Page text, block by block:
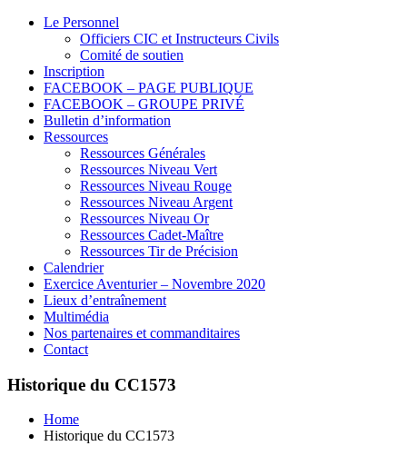
Le Personnel
Officiers CIC et Instructeurs Civils
Comité de soutien
Inscription
FACEBOOK – PAGE PUBLIQUE
FACEBOOK – GROUPE PRIVÉ
Bulletin d’information
Ressources
Ressources Générales
Ressources Niveau Vert
Ressources Niveau Rouge
Ressources Niveau Argent
Ressources Niveau Or
Ressources Cadet-Maître
Ressources Tir de Précision
Calendrier
Exercice Aventurier – Novembre 2020
Lieux d’entraînement
Multimédia
Nos partenaires et commanditaires
Contact
Historique du CC1573
Home
Historique du CC1573